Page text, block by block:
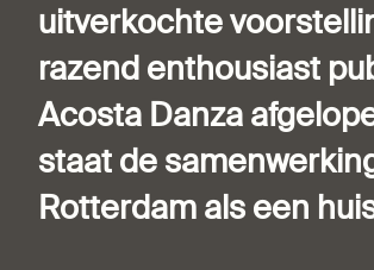
uitverkochte
razend enthousiast
Acosta Danza
staat de
Rotterdam als een